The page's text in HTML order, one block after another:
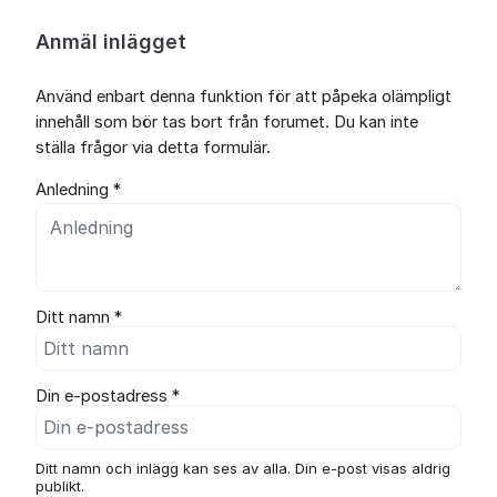
Anmäl inlägget
Använd enbart denna funktion för att påpeka olämpligt
innehåll som bör tas bort från forumet. Du kan inte
ställa frågor via detta formulär.
Anledning *
Ditt namn *
Din e-postadress *
Ditt namn och inlägg kan ses av alla. Din e-post visas aldrig
publikt.